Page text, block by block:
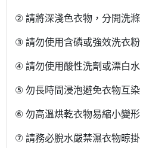
② 請將深淺色衣物，分開洗滌
③ 請勿使用含磷或強效洗衣粉
④ 請勿使用酸性洗劑或漂白水
⑤ 勿長時間浸泡避免衣物互染
⑥ 勿高溫烘乾衣物易縮小變形
⑦ 請務必脫水嚴禁濕衣物晾掛